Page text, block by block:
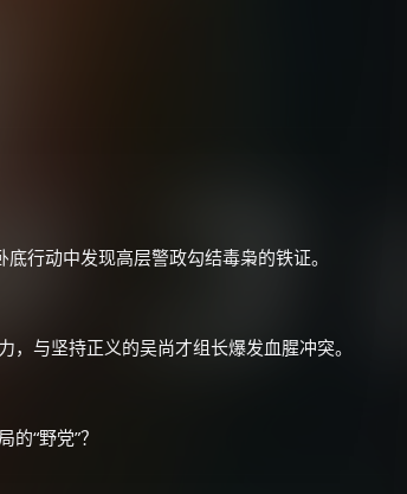
行动中发现高层警政勾结毒枭的铁证。
与坚持正义的吴尚才组长爆发血腥冲突。
“野党”？
🧧 福利领取站